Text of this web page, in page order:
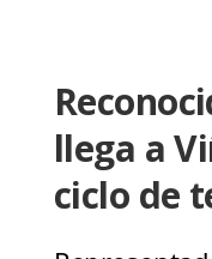
llega a
ciclo de